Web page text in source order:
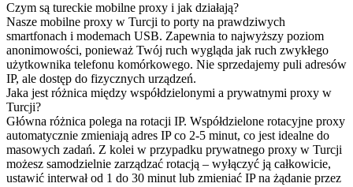
Czym są tureckie mobilne proxy i jak działają?
Nasze mobilne proxy w Turcji to porty na prawdziwych
smartfonach i modemach USB. Zapewnia to najwyższy poziom
anonimowości, ponieważ Twój ruch wygląda jak ruch zwykłego
użytkownika telefonu komórkowego. Nie sprzedajemy puli adresów
IP, ale dostęp do fizycznych urządzeń.
Jaka jest różnica między współdzielonymi a prywatnymi proxy w
Turcji?
Główna różnica polega na rotacji IP. Współdzielone rotacyjne proxy
automatycznie zmieniają adres IP co 2-5 minut, co jest idealne do
masowych zadań. Z kolei w przypadku prywatnego proxy w Turcji
możesz samodzielnie zarządzać rotacją – wyłączyć ją całkowicie,
ustawić interwał od 1 do 30 minut lub zmieniać IP na żądanie przez